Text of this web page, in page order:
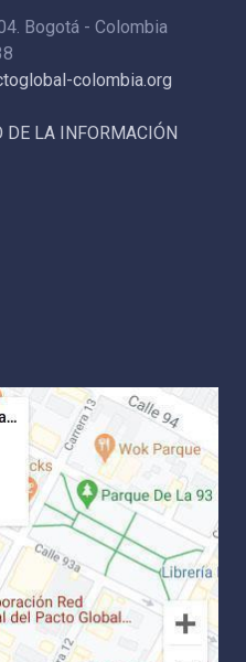
Bogotá - Colombia
colombia.org
DE LA INFORMACIÓN